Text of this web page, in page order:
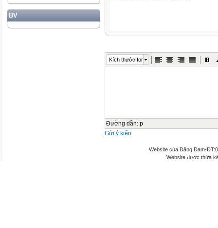
BV
Kích thước font
Đường dẫn: p
Gửi ý kiến
Website của Đặng Đạm-
Website được thừa